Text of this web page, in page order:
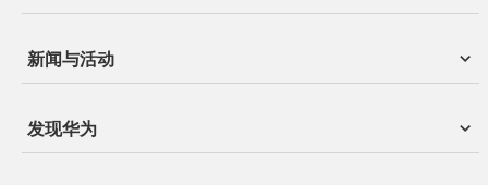
新闻与活动
发现华为